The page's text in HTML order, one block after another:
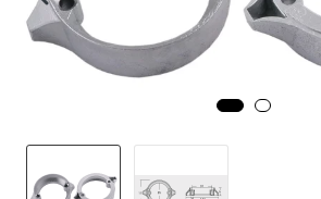
VVS
Motor/Styring
Fortøyning